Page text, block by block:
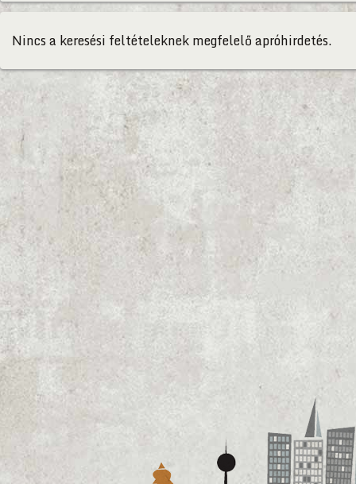
Nincs a keresési feltételeknek megfelelő apróhirdetés.